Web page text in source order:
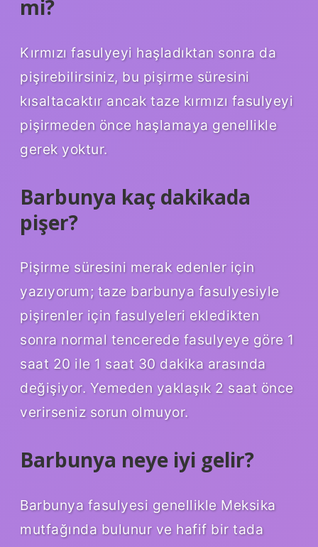
mi?
Kırmızı fasulyeyi haşladıktan sonra da
pişirebilirsiniz, bu pişirme süresini
kısaltacaktır ancak taze kırmızı fasulyeyi
pişirmeden önce haşlamaya genellikle
gerek yoktur.
Barbunya kaç dakikada
pişer?
Pişirme süresini merak edenler için
yazıyorum; taze barbunya fasulyesiyle
pişirenler için fasulyeleri ekledikten
sonra normal tencerede fasulyeye göre 1
saat 20 ile 1 saat 30 dakika arasında
değişiyor. Yemeden yaklaşık 2 saat önce
verirseniz sorun olmuyor.
Barbunya neye iyi gelir?
Barbunya fasulyesi genellikle Meksika
mutfağında bulunur ve hafif bir tada